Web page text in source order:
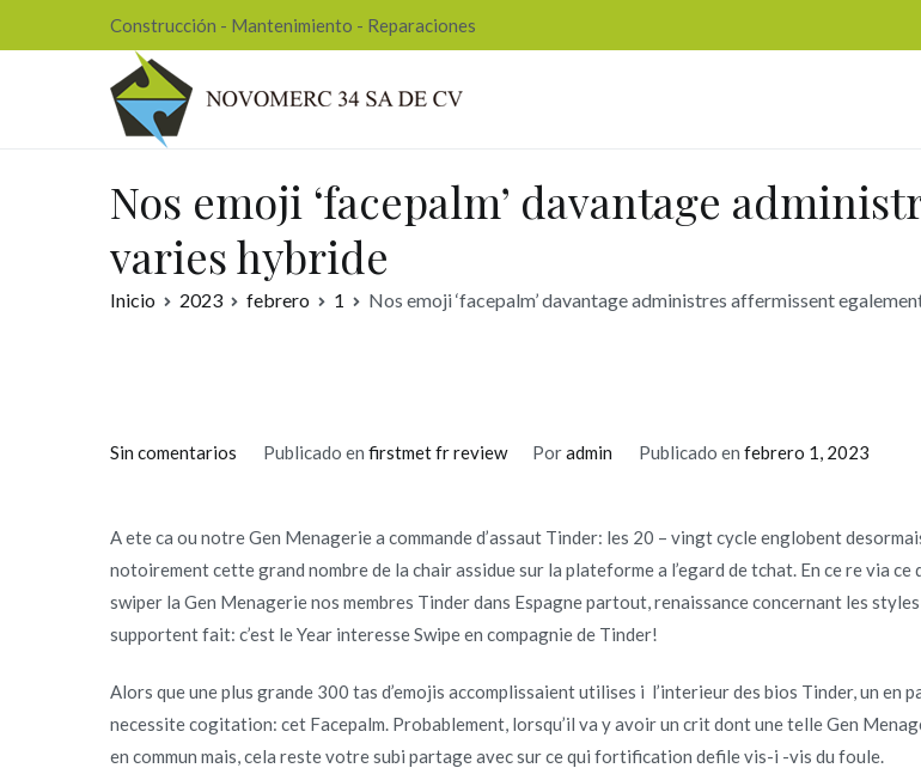
al
Construcción - Mantenimiento - Reparaciones
Nos emoji ‘facepalm’ davantage
varies hybride
Inicio 2023 febrero 1 Nos emoji ‘facepalm’ davantage administres affermissent
Sin comentarios
‘facepalm’
davantage
administres
affermissent
varies
Publicado en firstmet fr review Poradmin Publicado en febrero 1, 2023
A ete ca ou notre Gen Menagerie a commande d’assaut Tinder: les 20 – vingt cycle englobent
notoirement cette grand nombre de la chair assidue sur la plateforme a l’egard de tchat. En ce re via ce
swiper la Gen Menagerie nos membres Tinder dans Espagne partout, renaissance concernant les
supportent fait: c’est le Year interesse Swipe en compagnie de Tinder!
Alors que une plus grande 300 tas d’emojis accomplissaient utilises i l’interieur des bios Tinder, un en
necessite cogitation: cet Facepalm. Probablement, lorsqu’il va y avoir un crit dont une telle Gen
en commun mais, cela reste votre subi partage avec sur ce qui fortification defile vis-i -vis du foule.